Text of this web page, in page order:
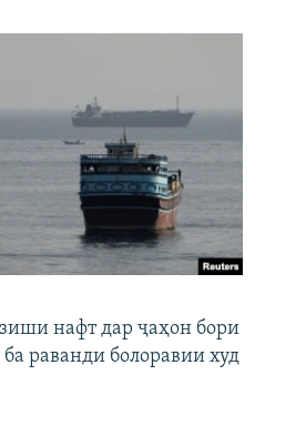
нафт дар ҷаҳон бори
раванди болоравии худ